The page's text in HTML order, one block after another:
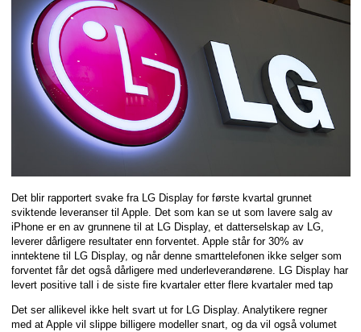
Det blir rapportert svake fra LG Display for første kvartal grunnet
sviktende leveranser til Apple. Det som kan se ut som lavere salg av
iPhone er en av grunnene til at LG Display, et datterselskap av LG,
leverer dårligere resultater enn forventet. Apple står for 30% av
inntektene til LG Display, og når denne smarttelefonen ikke selger som
forventet får det også dårligere med underleverandørene. LG Display har
levert positive tall i de siste fire kvartaler etter flere kvartaler med tap
Det ser allikevel ikke helt svart ut for LG Display. Analytikere regner
med at Apple vil slippe billigere modeller snart, og da vil også volumet